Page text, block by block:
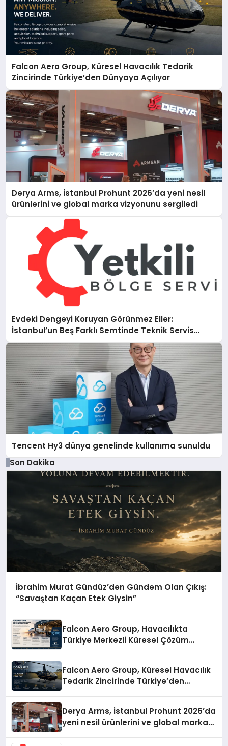
Falcon Aero Group, Küresel Havacılık Tedarik
Zincirinde Türkiye’den Dünyaya Açılıyor
Derya Arms, İstanbul Prohunt 2026’da yeni nesil
ürünlerini ve global marka vizyonunu sergiledi
Evdeki Dengeyi Koruyan Görünmez Eller:
İstanbul’un Beş Farklı Semtinde Teknik Servis
Gerçeği
Tencent Hy3 dünya genelinde kullanıma sunuldu
Son Dakika
İbrahim Murat Gündüz’den Gündem Olan Çıkış:
“Savaştan Kaçan Etek Giysin”
Falcon Aero Group, Havacılıkta
Türkiye Merkezli Küresel Çözüm
Falcon Aero Group, Küresel Havacılık
Tedarik Zincirinde Türkiye’den
Derya Arms, İstanbul Prohunt 2026’da
yeni nesil ürünlerini ve global marka